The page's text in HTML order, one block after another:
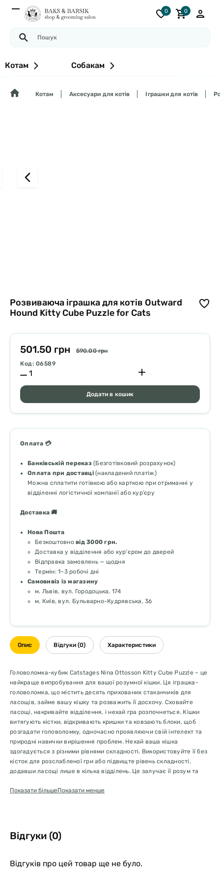
0 0
Котам Собакам
Котам Аксесуари для котів Іграшки для котів
Розвиваюча іграшка для котів Outward
Hound Kitty Cube Puzzle for Cats
501.50 грн
590.00 грн
Код: 06589
Додати в кошик
Оплата 💳
Банківській переказ(Безготівковий розрахунок)
Оплата при доставці(накладений платіж)
Можна сплатити готівкою або карткою при отриманні у
відділенні логістичної компанії або кур’єру
Доставка 🚚
Нова Пошта
Безкоштовно від 3000 грн.
Доставка у відділення або кур'єром до дверей
Відправка замовлень — щодня
Термін: 1–3 робочі дні
Самовивіз із магазину
м. Львів, вул. Городоцька, 174
м. Київ, вул. Бульварно-Кудрявська, 36
Опис Відгуки (0) Характеристики
Головоломка-кубик Catstages Nina Ottosson Kitty Cube Puzzle – це
найкраще випробування для вашої розумної кішки. Ця іграшка-
головоломка, що містить десять прихованих стаканчиків для
ласощів, займе вашу кішку та розважить її досхочу. Сховайте
ласощі, накривайте відділення, і нехай гра розпочнеться. Кішки
витягують кістки, відкривають кришки та ковзають блоки, щоб
розгадати головоломку, одночасно проявляючи свій інтелект та
природні навички вирішення проблем. Нехай ваша кішка
здогадується з різними рівнями складності. Використовуйте її без
кісток для розслабленої гри або підвищте рівень складності,
додавши ласощі лише в кілька відділень. Це залучає її розум та
самопочуття. Незалежно від того, чи це час ласощів, чи прийому
додавання азарту до щоденного харчування. Головоломка-кубик
Catstages Kitty Cube Puzzle – це стратегічний інструмент, який
необхідну розумову стимуляцію. Спостерігайте, як схильність
вашої кішки до інтриг перетворюється на зосередження на
Показати більшеПоказати менше
Відгуки (0)
Відгуків про цей товар ще не було.